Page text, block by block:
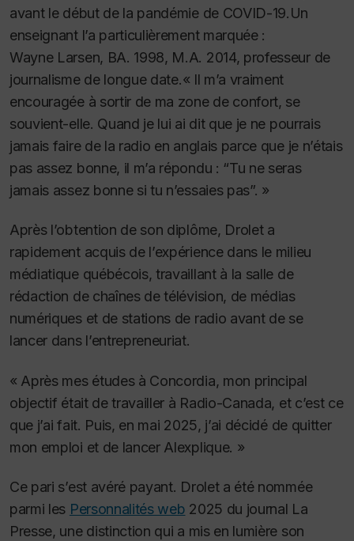
avant le début de la pandémie de COVID-19.Un
enseignant l’a particulièrement marquée :
Wayne Larsen, BA. 1998, M.A. 2014, professeur de
journalisme de longue date.« Il m’a vraiment
encouragée à sortir de ma zone de confort, se
souvient-elle. Quand je lui ai dit que je ne pourrais
jamais faire de la radio en anglais parce que je n’étais
pas assez bonne, il m’a répondu : “Tu ne seras
jamais assez bonne si tu n’essaies pas”. »
Après l’obtention de son diplôme, Drolet a
rapidement acquis de l’expérience dans le milieu
médiatique québécois, travaillant à la salle de
rédaction de chaînes de télévision, de médias
numériques et de stations de radio avant de se
lancer dans l’entrepreneuriat.
« Après mes études à Concordia, mon principal
objectif était de travailler à Radio-Canada, et c’est ce
que j’ai fait. Puis, en mai 2025, j’ai décidé de quitter
mon emploi et de lancer Alexplique. »
Ce pari s’est avéré payant. Drolet a été nommée
parmi les Personnalités web 2025 du journal La
Presse, une distinction qui a mis en lumière son